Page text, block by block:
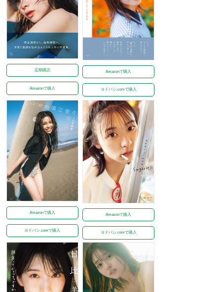
定期購読
Amazonで購入
Amazonで購入
ヨドバシ.comで購入
Amazonで購入
ヨドバシ.comで購入
Amazonで購入
ヨドバシ.comで購入